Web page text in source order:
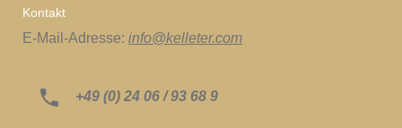
Kontakt
E-Mail-Adresse: info@kelleter.com
+49 (0) 24 06 / 93 68 9